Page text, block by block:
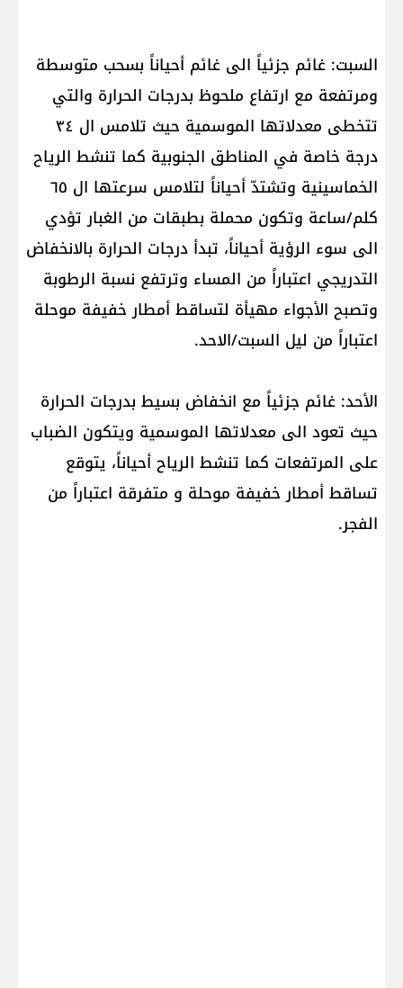
السبت: غائم جزئياً الى غائم أحياناً بسحب متوسطة
ومرتفعة مع ارتفاع ملحوظ بدرجات الحرارة والتي
تتخطى معدلاتها الموسمية حيث تلامس ال ٣٤
درجة خاصة في المناطق الجنوبية كما تنشط الرياح
الخماسينية وتشتدّ أحياناً لتلامس سرعتها ال ٦٥
كلم/ساعة وتكون محملة بطبقات من الغبار تؤدي
الى سوء الرؤية أحياناً، تبدأ درجات الحرارة بالانخفاض
التدريجي اعتباراً من المساء وترتفع نسبة الرطوبة
وتصبح الأجواء مهيأة لتساقط أمطار خفيفة موحلة
اعتباراً من ليل السبت/الاحد.
الأحد: غائم جزئياً مع انخفاض بسيط بدرجات الحرارة
حيث تعود الى معدلاتها الموسمية ويتكون الضباب
على المرتفعات كما تنشط الرياح أحياناً، يتوقع
تساقط أمطار خفيفة موحلة و متفرقة اعتباراً من
الفجر.